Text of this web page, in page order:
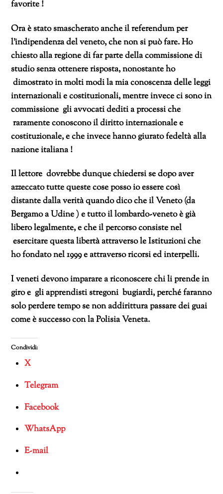
favorite !
Ora è stato smascherato anche il referendum per
l’indipendenza del veneto, che non si può fare. Ho
chiesto alla regione di far parte della commissione di
studio senza ottenere risposta, nonostante ho
dimostrato in molti modi la mia conoscenza delle leggi
internazionali e costituzionali, mentre invece ci sono in
commissione gli avvocati dediti a processi che
raramente conoscono il diritto internazionale e
costituzionale, e che invece hanno giurato fedeltà alla
nazione italiana !
Il lettore dovrebbe dunque chiedersi se dopo aver
azzeccato tutte queste cose posso io essere così
distante dalla verità quando dico che il Veneto (da
Bergamo a Udine ) e tutto il lombardo-veneto è già
libero legalmente, e che il percorso consiste nel
esercitare questa libertà attraverso le Istituzioni che
ho fondato nel 1999 e attraverso ricorsi ed interpelli.
I veneti devono imparare a riconoscere chi li prende in
giro e gli apprendisti stregoni bugiardi, perché faranno
solo perdere tempo se non addirittura passare dei guai
come è successo con la Polisia Veneta.
Condividi:
X
Telegram
Facebook
WhatsApp
E-mail